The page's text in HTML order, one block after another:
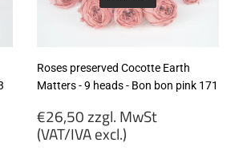
Roses preserved Cocotte Earth
Matters - 9 heads - Bon bon pink 171
Regular
price
€26,50 zzgl. MwSt
(VAT/IVA excl.)